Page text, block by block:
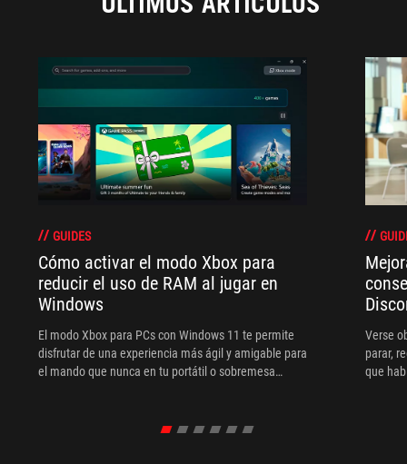
GUIDES
Cómo activar el modo Xbox para
reducir el uso de RAM al jugar en
Windows
El modo Xbox para PCs con Windows 11 te permite
disfrutar de una experiencia más ágil y amigable para
el mando que nunca en tu portátil o sobremesa
operativo, optimiza el uso de RAM y mucho más. Así
Verse
parar,
que